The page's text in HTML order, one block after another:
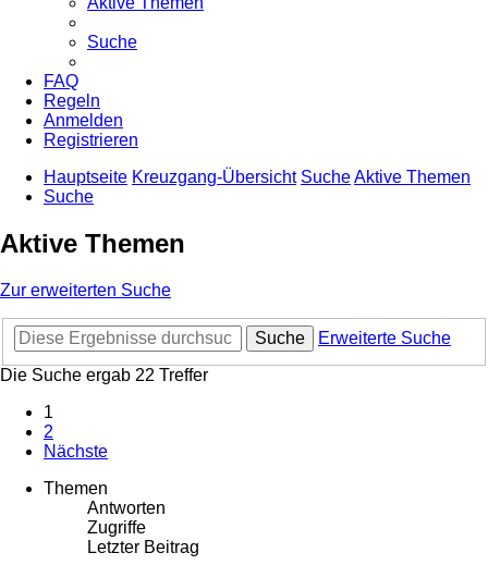
Suche
FAQ
Regeln
Anmelden
Registrieren
Hauptseite Kreuzgang-Übersicht SucheAktive Themen
Suche
Aktive Themen
Zur erweiterten Suche
Suche
Erweiterte Suche
Die Suche ergab 22 Treffer
1
2
Nächste
Themen
Antworten
Zugriffe
Letzter Beitrag